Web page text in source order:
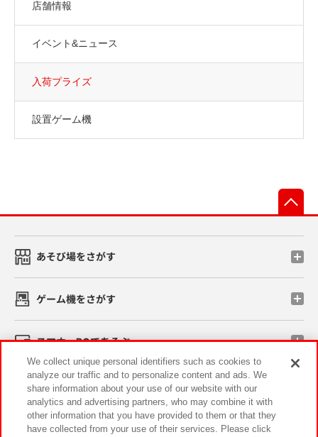
店舗情報
イベント&ニュース
入荷プライズ
設置ゲーム機
あそび場をさがす
ゲーム機をさがす
スマホ・PCであそぶ
イベント・キャンペーン
We collect unique personal identifiers such as cookies to
analyze our traffic and to personalize content and ads. We
share information about your use of our website with our
analytics and advertising partners, who may combine it with
other information that you have provided to them or that they
have collected from your use of their services. Please click